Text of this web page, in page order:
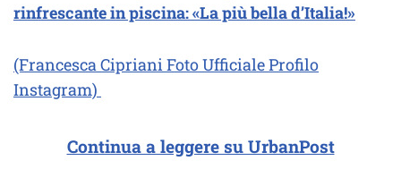
rinfrescante in piscina: «La più bella d’Italia!»
(Francesca Cipriani Foto Ufficiale Profilo
Instagram)
Continua a leggere su UrbanPost